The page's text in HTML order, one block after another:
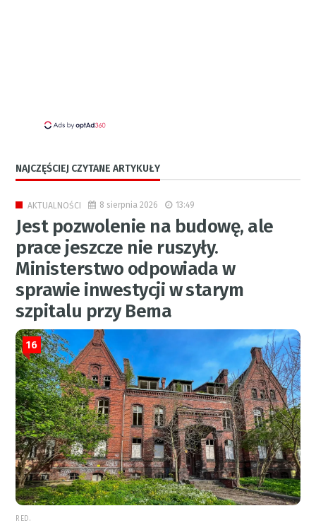
NAJCZĘŚCIEJ CZYTANE ARTYKUŁY
AKTUALNOŚCI 8 sierpnia 2026 13:49
Jest pozwolenie na budowę, ale
prace jeszcze nie ruszyły.
Ministerstwo odpowiada w
sprawie inwestycji w starym
szpitalu przy Bema
16
RED.